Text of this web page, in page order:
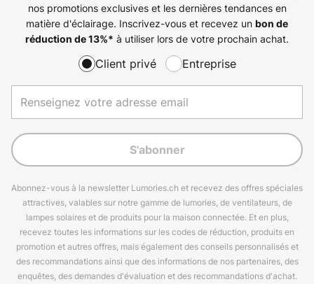
nos promotions exclusives et les dernières tendances en
matière d'éclairage. Inscrivez-vous et recevez un bon de
réduction de13%* à utiliser lors de votre prochain achat.
Client privé Entreprise
S'abonner
Abonnez-vous à la newsletter Lumories.ch et recevez des offres spéciales
attractives, valables sur notre gamme de lumories, de ventilateurs, de
lampes solaires et de produits pour la maison connectée. Et en plus,
recevez toutes les informations sur les codes de réduction, produits en
promotion et autres offres, mais également des conseils personnalisés et
des recommandations ainsi que des informations de nos partenaires, des
enquêtes, des demandes d'évaluation et des recommandations d'achat.